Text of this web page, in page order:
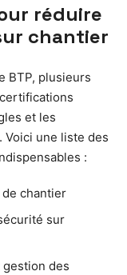
réduire
chantier
BTP, plusieurs
et les
une liste des
:
de chantier
sur
des